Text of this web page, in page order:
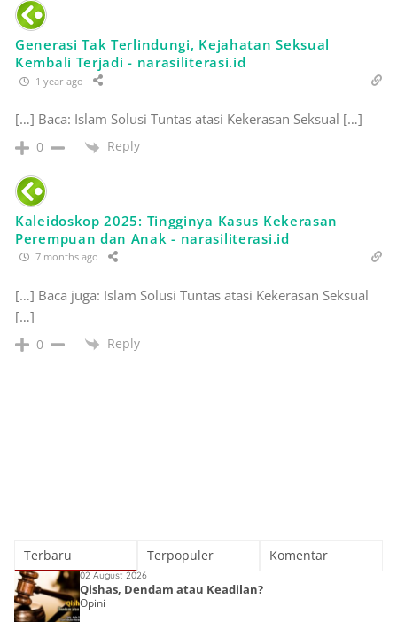
Generasi Tak Terlindungi, Kejahatan Seksual
Kembali Terjadi - narasiliterasi.id
1 year ago
[…] Baca: Islam Solusi Tuntas atasi Kekerasan Seksual […]
0 Reply
Kaleidoskop 2025: Tingginya Kasus Kekerasan
Perempuan dan Anak - narasiliterasi.id
7 months ago
[…] Baca juga: Islam Solusi Tuntas atasi Kekerasan Seksual
[…]
0 Reply
Terbaru Terpopuler Komentar
02 August 2026
Qishas, Dendam atau Keadilan?
Opini